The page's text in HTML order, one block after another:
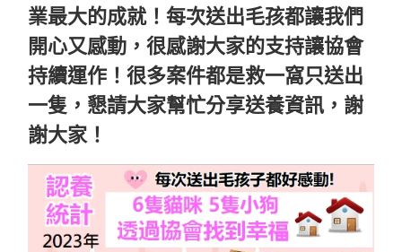
業最大的成就！每次送出毛孩都讓我們
開心又感動，很感謝大家的支持讓協會
持續運作！很多案件都是救一窩只送出
一隻，懇請大家幫忙分享送養資訊，謝
謝大家！